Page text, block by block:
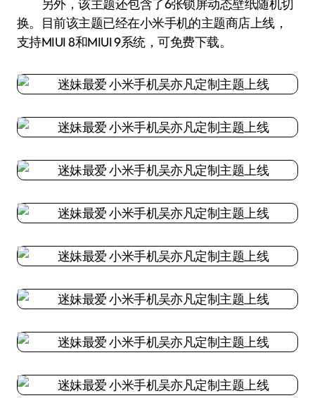
另外，该主题还包含了6张锁屏动态壁纸随机切
换。目前该主题已经在小米手机的主题商店上线，
支持MIUI 8和MIUI 9系统，可免费下载。